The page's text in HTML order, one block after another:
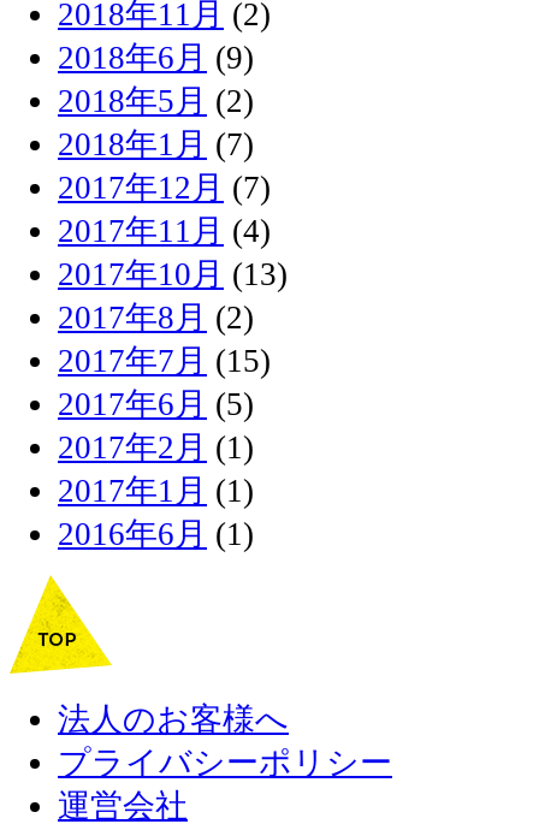
2018年11月 (2)
2018年6月 (9)
2018年5月 (2)
2018年1月 (7)
2017年12月 (7)
2017年11月 (4)
2017年10月 (13)
2017年8月 (2)
2017年7月 (15)
2017年6月 (5)
2017年2月 (1)
2017年1月 (1)
2016年6月 (1)
法人のお客様へ
プライバシーポリシー
運営会社